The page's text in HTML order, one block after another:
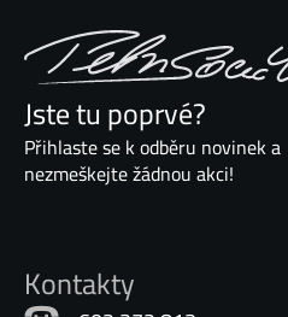
Jste tu poprvé?
Přihlaste se k odběru novinek a
nezmeškejte žádnou akci!
Kontakty